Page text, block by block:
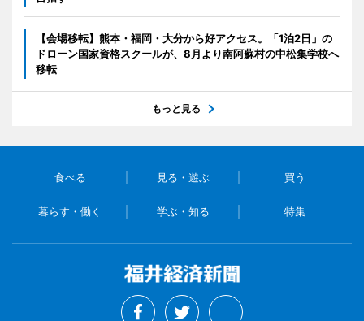
【会場移転】熊本・福岡・大分から好アクセス。「1泊2日」の
ドローン国家資格スクールが、8月より南阿蘇村の中松集学校へ
移転
もっと見る
食べる 見る・遊ぶ 買う
暮らす・働く 学ぶ・知る 特集